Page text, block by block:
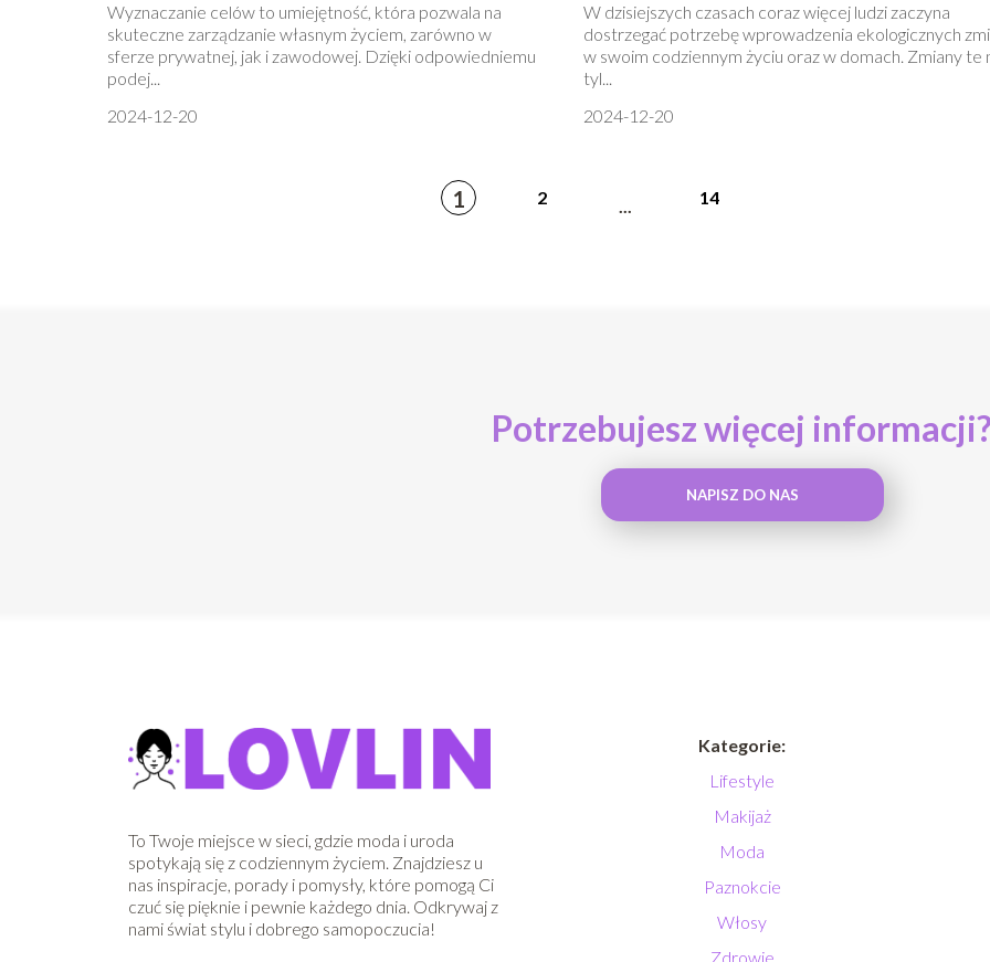
Wyznaczanie celów to umiejętność, która pozwala na
skuteczne zarządzanie własnym życiem, zarówno w
sferze prywatnej, jak i zawodowej. Dzięki odpowiedniemu
podej...
2024-12-20
W dzisiejszych czasach coraz więcej ludzi zaczyna
dostrzegać potrzebę wprowadzenia ekologicznych
w swoim codziennym życiu oraz w domach. Zmiany te
tyl...
2024-12-20
1 2 ... 14
Potrzebujesz więcej
NAPISZ DO NAS
To Twoje miejsce w sieci, gdzie moda i uroda
spotykają się z codziennym życiem. Znajdziesz u
nas inspiracje, porady i pomysły, które pomogą Ci
czuć się pięknie i pewnie każdego dnia. Odkrywaj z
nami świat stylu i dobrego samopoczucia!
Kategorie:
Lifestyle
Makijaż
Moda
Paznokcie
Włosy
Zdrowie